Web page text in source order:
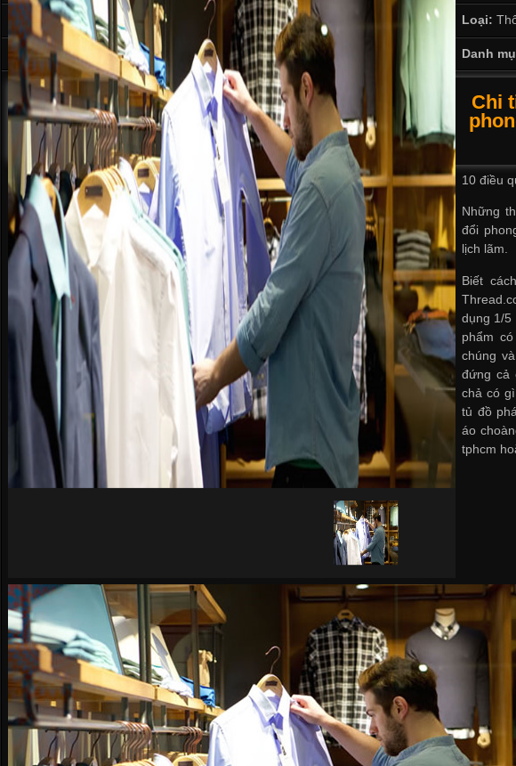
Loại:
Danh
Chi
10 điều
Những
đổi
lịch lãm.
Biết
dụng 1/5
phẩm
chúng
đứng cả
chả có
tủ đồ
áo
tphcm